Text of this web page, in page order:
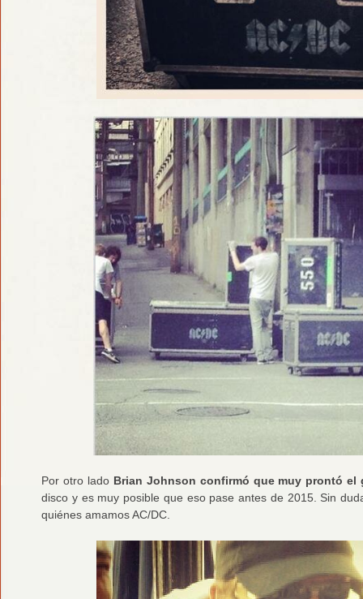
Por otro lado Brian Johnson confirmó que muy prontó el
disco y es muy posible que eso pase antes de 2015. Sin
quiénes amamos AC/DC.